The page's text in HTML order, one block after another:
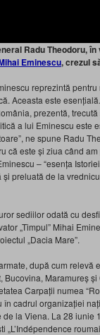
Radu Theodoru, în
Eminescu, crezul
reprezintă
Aceasta este
prezentă,
a lui Eminescu este
ne spune Radu
că este și ziua când
– “esența
preluată de la
sediilor odată cu
„Timpul” Mihai
„Dacia Mare”.
după cum relevă
Maramureș
Carpații numea
cadrul organizației
la Viena. La 28 iunie